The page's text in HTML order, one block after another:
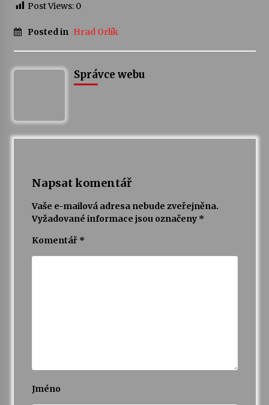
Votavžatský ploty
Letní koncerty ve Stromovce: Rufus Miller
Vysočinka
14. 7. 2026
odkaz Josefa Čapka
30. 6. 2026
Post Views: 0
Posted in Hrad Orlík
Správce webu
Napsat komentář
Vaše e-mailová adresa nebude zveřejněna.
Vyžadované informace jsou označeny *
Komentář *
Jméno